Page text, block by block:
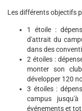
Les différents objectifs
1 étoile :
d'attrait du
dans des
2 étoiles :
monter son
développer 120
3 étoiles :
campus
événements et